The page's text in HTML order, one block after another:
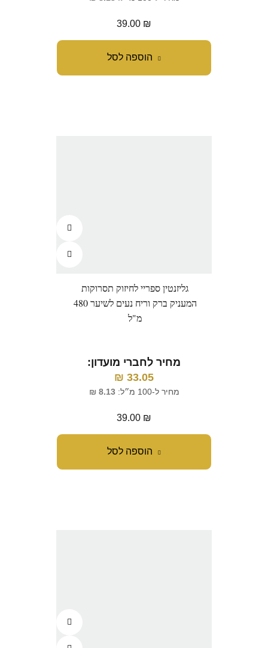
הוספה לסל
39.00 ₪
הוספה לסל
גליזנטין ספריי לחיזוק תסרוקות
המעניק ברק וריח נעים לשיער 480
מ"ל
מחיר לחברי מועדון:
33.05
₪
מחיר ל-100 מ״ל: 8.13
₪
39.00 ₪